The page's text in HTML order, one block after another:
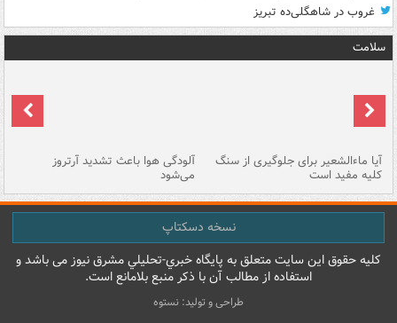
غروب در شاهگلی‌ده تبریز
سلامت
آیا ماءالشعیر برای جلوگیری از سنگ
کلیه مفید است
آلودگی هوا باعث تشدید آرتروز
می‌شود
نسخه دسکتاپ
کليه حقوق اين سايت متعلق به پایگاه خبري-تحليلي مشرق نيوز می باشد و
استفاده از مطالب آن با ذکر منبع بلامانع است.
طراحی و تولید: نستوه